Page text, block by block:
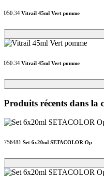
050.34 Vitrail 45ml Vert pomme
Loading...
Loading...
050.34 Vitrail 45ml Vert pomme
Loading...
Loading...
Produits récents dans la
756481 Set 6x20ml SETACOLOR Op
Loading...
Loading...